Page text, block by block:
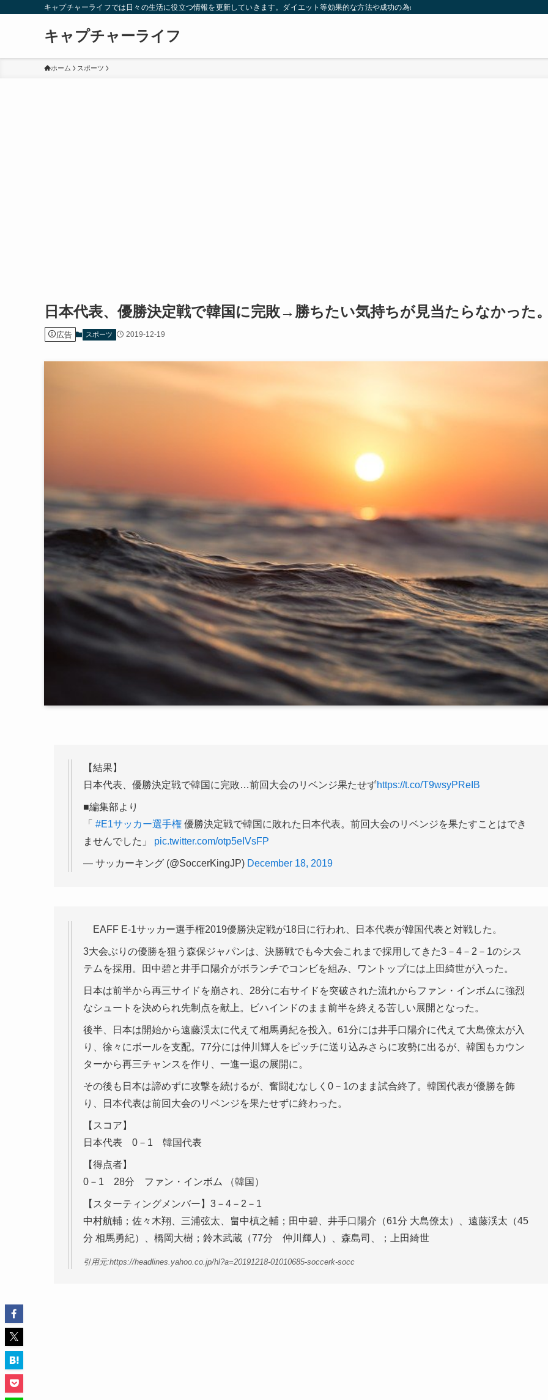
キャプチャーライフでは日々の生活に役立つ情報を更新していきます。ダイエット等効果的な方法や成功の為の秘訣等。太ったり悩んでいる方々が
キャプチャーライフ
ホーム スポーツ
日本代表、優勝決定戦で韓国に完敗→勝ちたい気持ちが見当たらなかった。
広告 スポーツ 2019-12-19
【結果】
日本代表、優勝決定戦で韓国に完敗…前回大会のリベンジ果たせずhttps://t.co/T9wsyPReIB
■編集部より
「 #E1サッカー選手権 優勝決定戦で韓国に敗れた日本代表。前回大会のリベンジを果たすことはでき
ませんでした」 pic.twitter.com/otp5eIVsFP
— サッカーキング (@SoccerKingJP) December 18, 2019
EAFF E-1サッカー選手権2019優勝決定戦が18日に行われ、日本代表が韓国代表と対戦した。
3大会ぶりの優勝を狙う森保ジャパンは、決勝戦でも今大会これまで採用してきた3－4－2－1のシス
テムを採用。田中碧と井手口陽介がボランチでコンビを組み、ワントップには上田綺世が入った。
日本は前半から再三サイドを崩され、28分に右サイドを突破された流れからファン・インボムに強烈
なシュートを決められ先制点を献上。ビハインドのまま前半を終える苦しい展開となった。
後半、日本は開始から遠藤渓太に代えて相馬勇紀を投入。61分には井手口陽介に代えて大島僚太が入
り、徐々にボールを支配。77分には仲川輝人をピッチに送り込みさらに攻勢に出るが、韓国もカウン
ターから再三チャンスを作り、一進一退の展開に。
その後も日本は諦めずに攻撃を続けるが、奮闘むなしく0－1のまま試合終了。韓国代表が優勝を飾
り、日本代表は前回大会のリベンジを果たせずに終わった。
【スコア】
日本代表 0－1 韓国代表
【得点者】
0－1 28分 ファン・インボム （韓国）
【スターティングメンバー】3－4－2－1
中村航輔；佐々木翔、三浦弦太、畠中槙之輔；田中碧、井手口陽介（61分 大島僚太）、遠藤渓太（45
分 相馬勇紀）、橋岡大樹；鈴木武蔵（77分 仲川輝人）、森島司、；上田綺世
引用元:https://headlines.yahoo.co.jp/hl?a=20191218-01010685-soccerk-socc